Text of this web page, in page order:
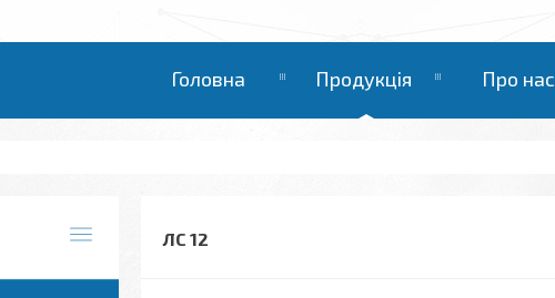
Головна Продукція Про нас
ЛС 12